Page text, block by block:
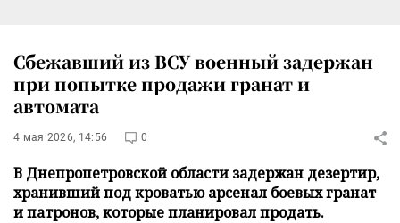
Сбежавший из ВСУ военный задержан
при попытке продажи гранат и
автомата
4 мая 2026, 14:56 0
В Днепропетровской области задержан дезертир,
хранивший под кроватью арсенал боевых гранат
и патронов, которые планировал продать.